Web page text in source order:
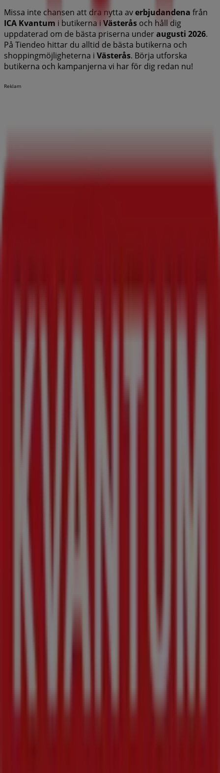
Missa inte chansen att dra nytta averbjudandena från
ICA Kvantum i butikerna i Västerås och håll dig
uppdaterad om de bästa priserna underaugusti 2026.
På Tiendeo hittar du alltid de bästa butikerna och
shoppingmöjligheterna i Västerås. Börja utforska
butikerna och kampanjerna vi har för dig redan nu!
Reklam